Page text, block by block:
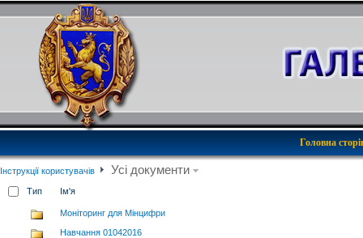
Головна
Інструкції користувачів Усі документи
Тип Ім'я
Моніторинг для Мінцифри
Навчання 01042016